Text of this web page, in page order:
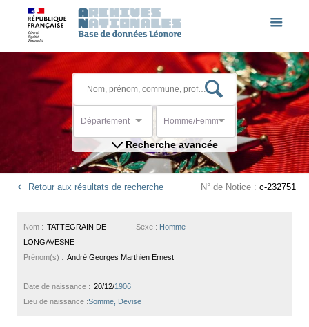
Département Homme/Femme
Recherche avancée
Retour aux résultats de recherche N° de Notice : c-232751
Sexe : Homme
Nom : TATTEGRAIN DE
LONGAVESNE
Prénom(s) : André Georges Marthien Ernest
Date de naissance : 20/12/1906
Lieu de naissance :Somme, Devise